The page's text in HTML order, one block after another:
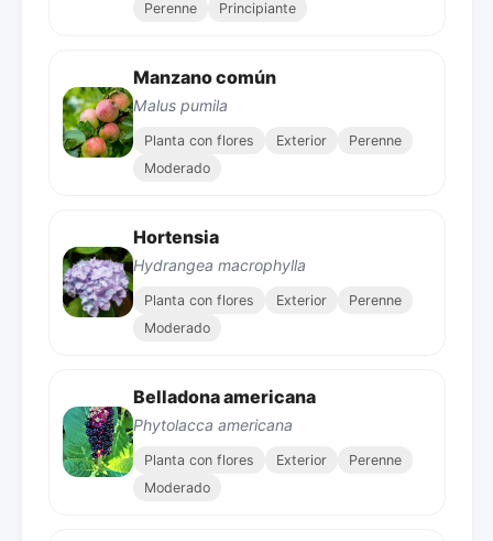
Perenne Principiante
Manzano común
Malus pumila
Planta con flores Exterior
Perenne
Moderado
Hortensia
Hydrangea macrophylla
Planta con flores Exterior
Perenne
Moderado
Belladona americana
Phytolacca americana
Planta con flores Exterior
Perenne
Moderado